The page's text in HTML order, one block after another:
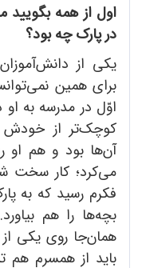
اول از همه
در پارک چه بود؟
یکی از
برای همین
اوّل در مدرسه به
کوچک‌تر از خودش
آن‌ها بود و هم او
می‌کرد؛ کار سخت
فکرم رسید که به
بچه‌ها را هم
همان‌جا روی یکی
باید از همسرم هم